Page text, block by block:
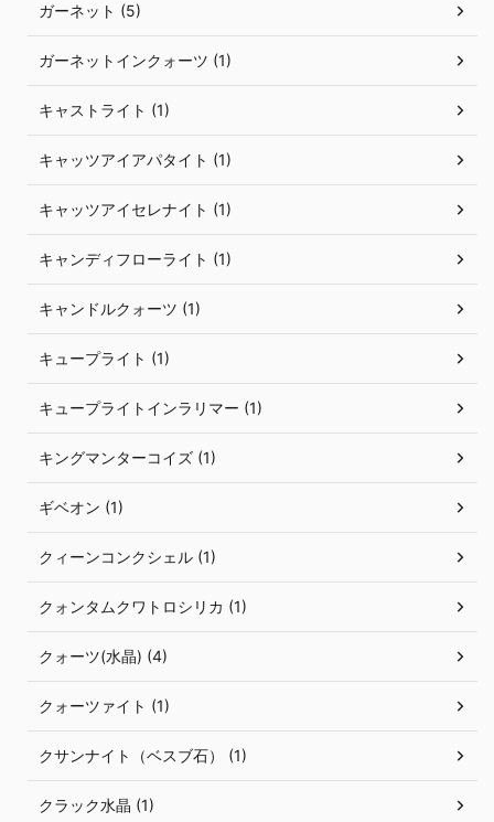
ガーネット (5)
ガーネットインクォーツ (1)
キャストライト (1)
キャッツアイアパタイト (1)
キャッツアイセレナイト (1)
キャンディフローライト (1)
キャンドルクォーツ (1)
キュープライト (1)
キュープライトインラリマー (1)
キングマンターコイズ (1)
ギベオン (1)
クィーンコンクシェル (1)
クォンタムクワトロシリカ (1)
クォーツ(水晶) (4)
クォーツァイト (1)
クサンナイト（ベスブ石） (1)
クラック水晶 (1)